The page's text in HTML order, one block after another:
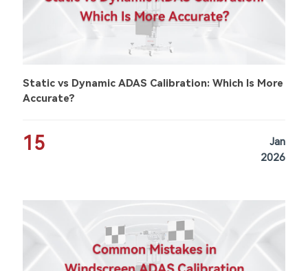
Static vs Dynamic ADAS Calibration: Which Is More
Accurate?
15
Jan
2026